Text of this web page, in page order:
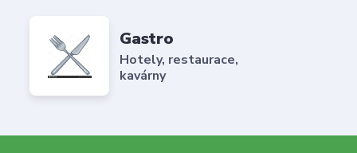
Gastro
Hotely, restaurace,
kavárny